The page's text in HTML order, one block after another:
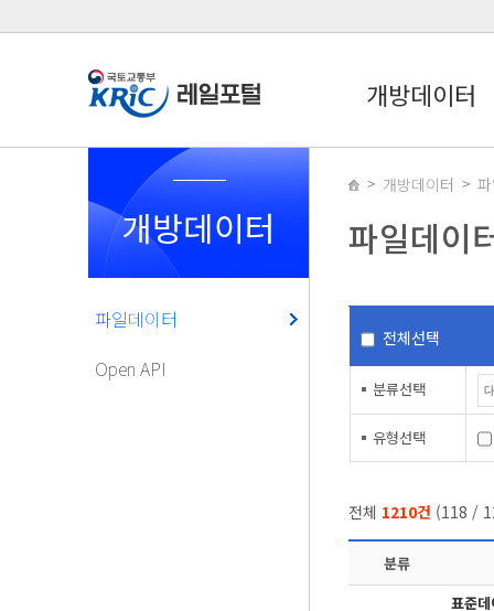
개방데이터
개방데이터
파일데이터
Open API
개방데이터
파일데이
전체선택
분류선택
유형선택
전체 1210건 (118 /
분류
표준